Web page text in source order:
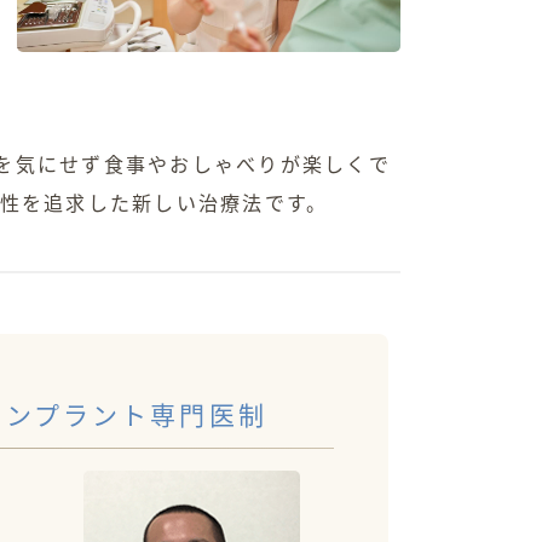
気にせず食事やおしゃべりが楽しくで
追求した新しい治療法です。
プラント専門医制